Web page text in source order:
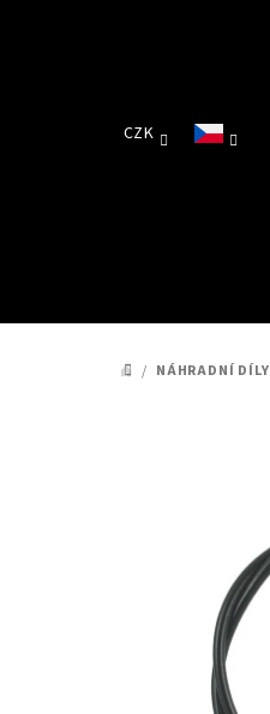
CZK
DOMŮ
/ NÁHRADNÍ DÍLY